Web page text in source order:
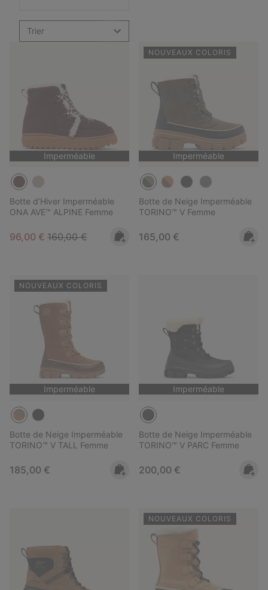
Trier
Imperméable
Botte d’Hiver Imperméable
ONA AVE™ ALPINE Femme
Sale price:
96,00 € Regular price:
160,00 €
NOUVEAUX COLORIS
Imperméable
Botte de Neige Imperméable
TORINO™ V Femme
Regular price:
165,00 €
NOUVEAUX COLORIS
Imperméable
Botte de Neige Imperméable
TORINO™ V TALL Femme
Regular price:
185,00 €
Imperméable
Botte de Neige Imperméable
TORINO™ V PARC Femme
Regular price:
200,00 €
NOUVEAUX COLORIS